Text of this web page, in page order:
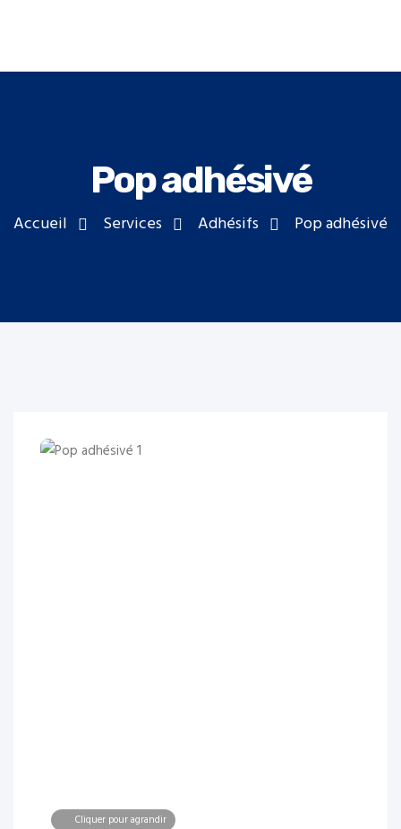
Pop adhésivé
Accueil Services Adhésifs Pop adhésivé
Cliquer pour agrandir